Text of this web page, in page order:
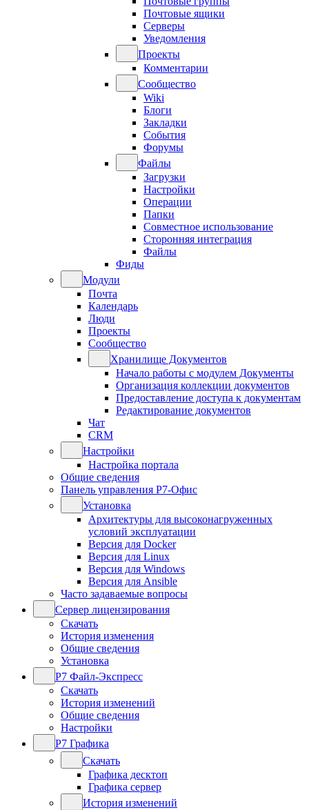
Почтовые ящики
Серверы
Уведомления
Проекты
Комментарии
Сообщество
Wiki
Блоги
Закладки
События
Форумы
Файлы
Загрузки
Настройки
Операции
Папки
Совместное использование
Сторонняя интеграция
Файлы
Фиды
Модули
Почта
Календарь
Люди
Проекты
Сообщество
Хранилище Документов
Начало работы с модулем Документы
Организация коллекции документов
Предоставление доступа к документам
Редактирование документов
Чат
CRM
Настройки
Настройка портала
Общие сведения
Панель управления Р7-Офис
Установка
Архитектуры для высоконагруженных
условий эксплуатации
Версия для Docker
Версия для Linux
Версия для Windows
Версия для Ansible
Часто задаваемые вопросы
Сервер лицензирования
Скачать
История изменения
Общие сведения
Установка
Р7 Файл-Экспресс
Скачать
История изменений
Общие сведения
Настройки
Р7 Графика
Скачать
Графика десктоп
Графика сервер
История изменений